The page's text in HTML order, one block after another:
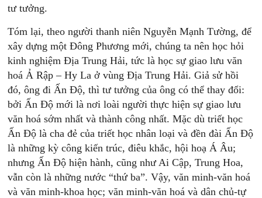
tư tưởng.
Tóm lại, theo người thanh niên Nguyễn Mạnh Tường, để
xây dựng một Đông Phương mới, chúng ta nên học hỏi
kinh nghiệm Địa Trung Hải, tức là học sự giao lưu văn
hoá Ả Rập – Hy La ở vùng Địa Trung Hải. Giả sử hồi
đó, ông đi Ấn Độ, thì tư tưởng của ông có thể thay đổi:
bởi Ấn Độ mới là nơi loài người thực hiện sự giao lưu
văn hoá sớm nhất và thành công nhất. Mặc dù triết học
Ấn Độ là cha đẻ của triết học nhân loại và đền đài Ấn Độ
là những kỳ công kiến trúc, điêu khắc, hội hoạ Á Âu;
nhưng Ấn Độ hiện hành, cũng như Ai Cập, Trung Hoa,
vẫn còn là những nước “thứ ba”. Vậy, văn minh-văn hoá
và văn minh-khoa học; văn minh-văn hoá và dân chủ-tự